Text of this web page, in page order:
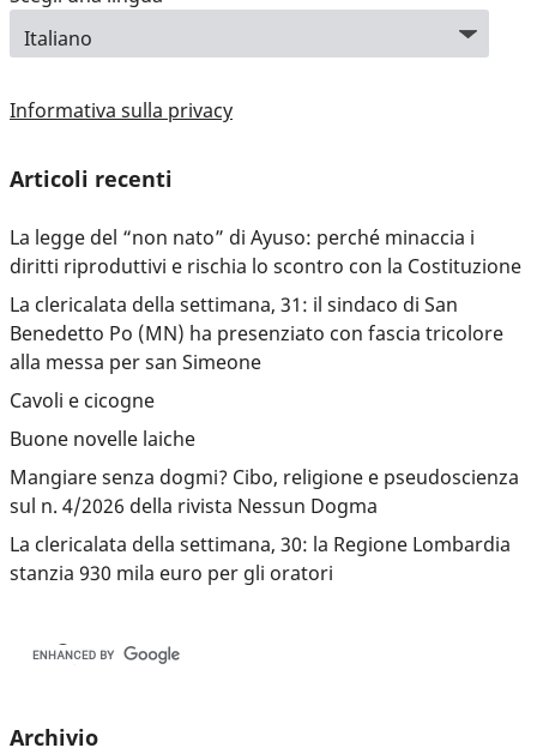
Informativa sulla privacy
Articoli recenti
La legge del “non nato” di Ayuso: perché minaccia i
diritti riproduttivi e rischia lo scontro con la Costituzione
La clericalata della settimana, 31: il sindaco di San
Benedetto Po (MN) ha presenziato con fascia tricolore
alla messa per san Simeone
Cavoli e cicogne
Buone novelle laiche
Mangiare senza dogmi? Cibo, religione e pseudoscienza
sul n. 4/2026 della rivista Nessun Dogma
La clericalata della settimana, 30: la Regione Lombardia
stanzia 930 mila euro per gli oratori
Archivio